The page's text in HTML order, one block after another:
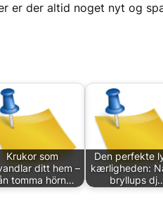
er der altid noget nyt og
Krukor som
ditt hem –
tomma hörn…
Den perfekte
kærligheden:
bryllups